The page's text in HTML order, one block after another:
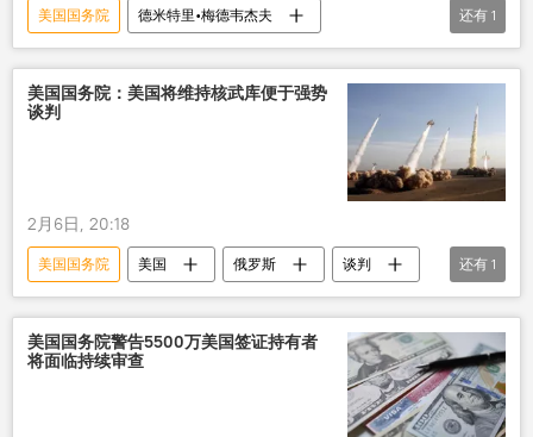
美国国务院
德米特里•梅德韦杰夫
新削减战略武器条约
还有 1
美国国务院：美国将维持核武库便于强势
谈判
2月6日, 20:18
美国国务院 美国 俄罗斯
谈判
核武库
还有 1
美国国务院警告5500万美国签证持有者
将面临持续审查